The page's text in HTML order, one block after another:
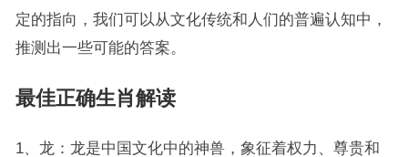
定的指向，我们可以从文化传统和人们的普遍认知中，
推测出一些可能的答案。
最佳正确生肖解读
1、龙：龙是中国文化中的神兽，象征着权力、尊贵和